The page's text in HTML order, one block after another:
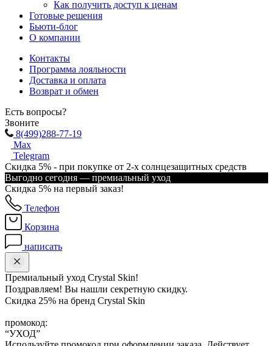
Как получить доступ к ценам
Готовые решения
Бьюти-блог
О компании
Контакты
Программа лояльности
Доставка и оплата
Возврат и обмен
Есть вопросы?
Звоните
8(499)288-77-19
Max
Telegram
Скидка 5% - при покупке от 2-х солнцезащитных средств
Выгодно сегодня — премиальный уход
Скидка 5% на первый заказ!
Телефон
Корзина
написать
Премиальный уход Crystal Skin!
Поздравляем! Вы нашли секретную скидку.
Скидка 25% на бренд Crystal Skin
промокод:
“УХОД”